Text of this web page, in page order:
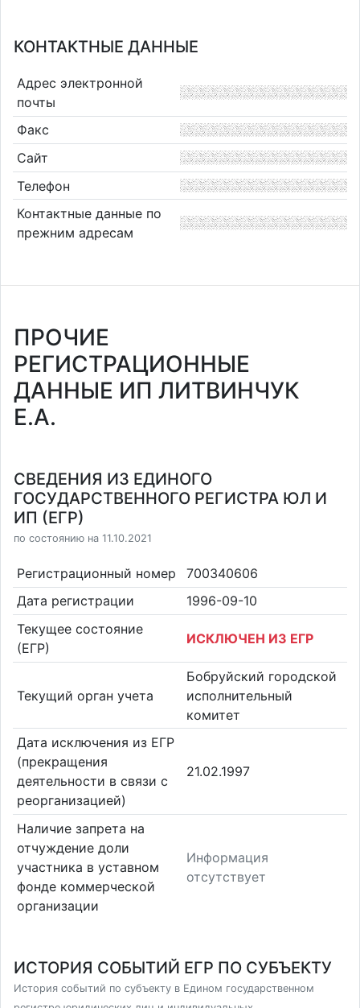
КОНТАКТНЫЕ ДАННЫЕ
Адрес электронной
почты
Факс
Сайт
Телефон
Контактные данные по
прежним адресам
ПРОЧИЕ
РЕГИСТРАЦИОННЫЕ
ДАННЫЕ ИП ЛИТВИНЧУК
Е.А.
СВЕДЕНИЯ ИЗ ЕДИНОГО
ГОСУДАРСТВЕННОГО РЕГИСТРА ЮЛ И
ИП (ЕГР)
по состоянию на 11.10.2021
Регистрационный номер
700340606
Дата регистрации
1996-09-10
Текущее состояние
(ЕГР)
ИСКЛЮЧЕН ИЗ ЕГР
Текущий орган учета
Бобруйский городской
исполнительный
комитет
Дата исключения из ЕГР
(прекращения
деятельности в связи с
реорганизацией)
21.02.1997
Наличие запрета на
отчуждение доли
участника в уставном
фонде коммерческой
организации
Информация
отсутствует
ИСТОРИЯ СОБЫТИЙ ЕГР ПО СУБЪЕКТУ
История событий по субъекту в Едином государственном